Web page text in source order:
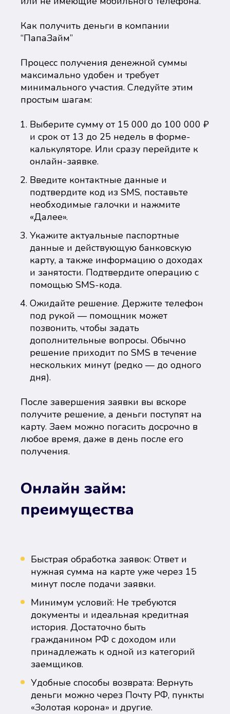
Как получить деньги в компании
“ПапаЗайм”
Процесс получения денежной суммы
максимально удобен и требует
минимального участия. Следуйте этим
простым шагам:
Выберите сумму от 15 000 до 100 000 ₽
и срок от 13 до 25 недель в форме-
калькуляторе. Или сразу перейдите к
онлайн-заявке.
Введите контактные данные и
подтвердите код из SMS, поставьте
необходимые галочки и нажмите
«Далее».
Укажите актуальные паспортные
данные и действующую банковскую
карту, а также информацию о доходах
и занятости. Подтвердите операцию с
помощью SMS-кода.
Ожидайте решение. Держите телефон
под рукой — помощник может
позвонить, чтобы задать
дополнительные вопросы. Обычно
решение приходит по SMS в течение
нескольких минут (редко — до одного
дня).
После завершения заявки вы вскоре
получите решение, а деньги поступят на
карту. Заем можно погасить досрочно в
любое время, даже в день после его
получения.
Онлайн займ:
преимущества
Быстрая обработка заявок: Ответ и
нужная сумма на карте уже через 15
минут после подачи заявки.
Минимум условий: Не требуются
документы и идеальная кредитная
история. Достаточно быть
гражданином РФ с доходом или
принадлежать к одной из категорий
заемщиков.
Удобные способы возврата: Вернуть
деньги можно через Почту РФ, пункты
«Золотая корона» и другие.